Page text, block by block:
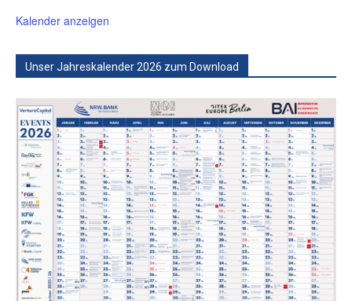
Kalender anzeigen
Unser Jahreskalender 2026 zum Download